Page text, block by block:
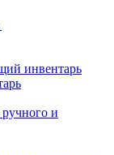
инвентарь
и